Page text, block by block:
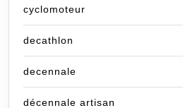
cyclomoteur
decathlon
decennale
décennale artisan